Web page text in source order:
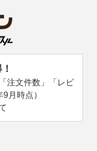
注文件数」「レビ
月時点）